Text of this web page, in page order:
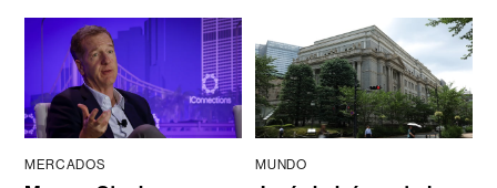
MERCADOS MUNDO